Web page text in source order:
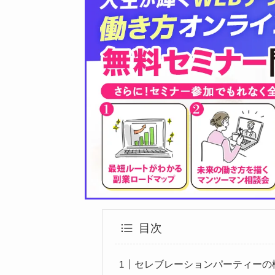
目次
セレブレーションパーティーの